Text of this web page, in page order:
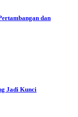
dan
Jadi Kunci